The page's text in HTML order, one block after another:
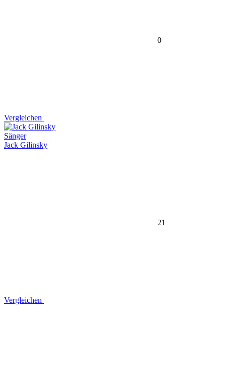
0
Vergleichen
Sänger
Jack Gilinsky
21
Vergleichen